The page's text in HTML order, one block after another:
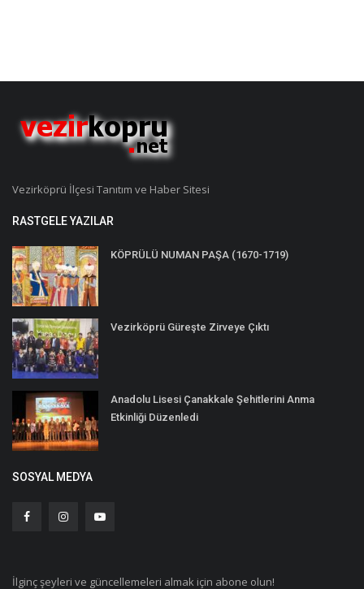
Vezirköprü İlçesi Tanıtım ve Haber Sitesi
RASTGELE YAZILAR
KÖPRÜLÜ NUMAN PAŞA (1670-1719)
Vezirköprü Güreşte Zirveye Çıktı
Anadolu Lisesi Çanakkale Şehitlerini Anma
Etkinliği Düzenledi
SOSYAL MEDYA
İlginç şeyleri ve güncellemeleri almak için abone olun!